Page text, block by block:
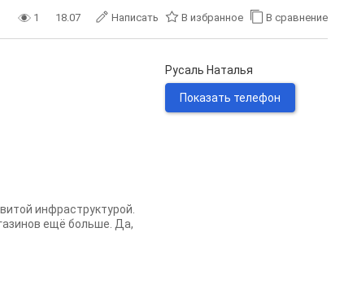
1 18.07 Написать В избранное В сравнение
инфраструктурой.
ещё больше. Да,
Русаль Наталья
Показать телефон